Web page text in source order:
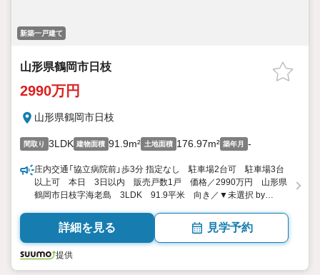
新築一戸建て
山形県鶴岡市日枝
2990万円
山形県鶴岡市日枝
間取り 3LDK 建物面積 91.9m² 土地面積 176.97m² 築年月 -
庄内交通「協立病院前」歩3分 指定なし 駐車場2台可 駐車場3台
以上可 本日 3日以内 販売戸数1戸 価格／2990万円 山形県
鶴岡市日枝字海老島 3LDK 91.9平米 向き／▼未選択 by
詳細を見る 見学予約
提供